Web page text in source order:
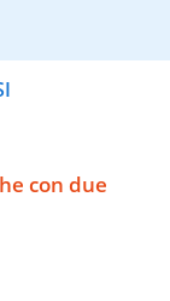
con due